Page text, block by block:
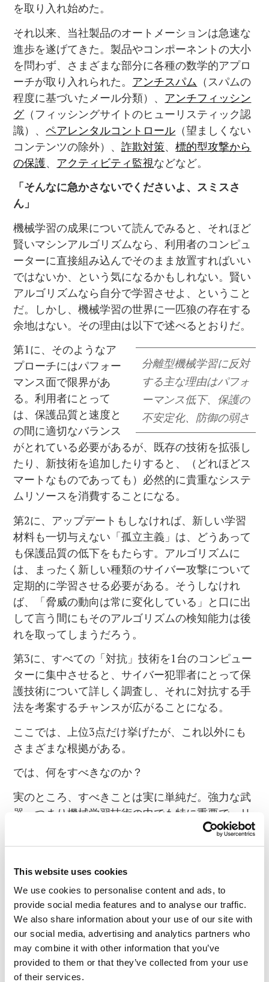
This website uses cookies
We use cookies to personalise content and ads, to
provide social media features and to analyse our traffic.
We also share information about your use of our site with
our social media, advertising and analytics partners who
may combine it with other information that you’ve
provided to them or that they’ve collected from your use
of their services.
を取り入れ始めた。
それ以来、当社製品のオートメーションは急速な
進歩を遂げてきた。製品やコンポーネントの大小
を問わず、さまざまな部分に各種の数学的アプロ
ーチが取り入れられた。 アンチスパム （スパムの
程度に基づいたメール分類）、 アンチフィッシン
グ（フィッシングサイトのヒューリスティック認
識）、ペアレンタルコントロール （望ましくない
コンテンツの除外）、詐欺対策、標的型攻撃から
の保護、 アクティビティ監視などなど。
「そんなに急かさないでくださいよ、スミスさ
ん」
機械学習の成果について読んでみると、それほど
賢いマシンアルゴリズムなら、利用者のコンピュ
ーターに直接組み込んでそのまま放置すればいい
ではないか、という気になるかもしれない。賢い
アルゴリズムなら自分で学習させよ、ということ
だ。しかし、機械学習の世界に一匹狼の存在する
余地はない。その理由は以下で述べるとおりだ。
分離型機械学習に反対
する主な理由はパフォ
ーマンス低下、保護の
不安定化、防御の弱さ
第1に、そのようなア
プローチにはパフォー
マンス面で限界があ
る。利用者にとって
は、保護品質と速度と
の間に適切なバランス
がとれている必要があるが、既存の技術を拡張し
たり、新技術を追加したりすると、（どれほどス
マートなものであっても）必然的に貴重なシステ
ムリソースを消費することになる。
第2に、アップデートもしなければ、新しい学習
材料も一切与えない「孤立主義」は、どうあって
も保護品質の低下をもたらす。アルゴリズムに
は、まったく新しい種類のサイバー攻撃について
定期的に学習させる必要がある。そうしなけれ
ば、「脅威の動向は常に変化している」と口に出
して言う間にもそのアルゴリズムの検知能力は後
れを取ってしまうだろう。
第3に、すべての「対抗」技術を1台のコンピュー
ターに集中させると、サイバー犯罪者にとって保
護技術について詳しく調査し、それに対抗する手
法を考案するチャンスが広がることになる。
ここでは、上位3点だけ挙げたが、これ以外にも
さまざまな根拠がある。
では、何をすべきなのか？
実のところ、すべきことは実に単純だ。強力な武
器、つまり機械学習技術の中でも特に重要で、リ
ソース使用量の多い技術をすべて、一個人のコン
ピューターよりも遥かに高度な環境に置き、「リ
大な数のクライアントコンピューターから学習し
たデータに基づき、迅速かつ正確に攻撃を認識し
て必要な保護を提供することができる。
ふわふわした小さな「雲」（クラウド）
というわけで、10年前に我々は、求められている
「リモート頭脳」たる